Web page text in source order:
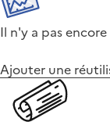
Il n'y a pas
Ajouter une